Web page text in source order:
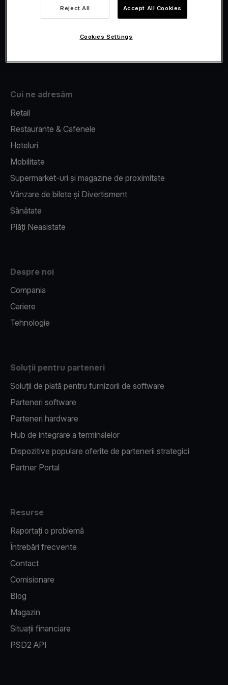
Fiscalizare
Cui ne adresăm
Retail
Restaurante & Cafenele
Hoteluri
Mobilitate
Supermarket-uri și magazine de proximitate
Vânzare de bilete și Divertisment
Sănătate
Plăți Neasistate
Despre noi
Compania
Cariere
Tehnologie
Soluții pentru parteneri
Soluții de plată pentru furnizorii de software
Parteneri software
Parteneri hardware
Hub de integrare a terminalelor
Dispozitive populare oferite de partenerii strategici
Partner Portal
Resurse
Raportați o problemă
Întrebări frecvente
Contact
Comisionare
Blog
Magazin
Situații financiare
PSD2 API
Reject All Accept All Cookies
Cookies Settings